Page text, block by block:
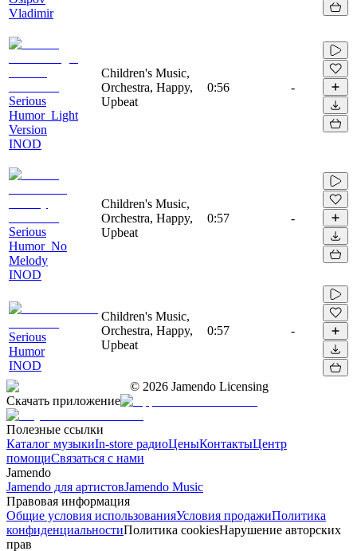
Vladimir
Serious
Humor_Light
Version
INOD
Children's Music,
Orchestra, Happy,
Upbeat
0:56 -
Serious
Humor_No
Melody
INOD
Children's Music,
Orchestra, Happy,
Upbeat
0:57 -
Serious
Humor
INOD
Children's Music,
Orchestra, Happy,
Upbeat
0:57 -
© 2026 Jamendo Licensing
Скачать приложение
Полезные ссылки
Каталог музыкиIn-store радиоЦеныКонтактыЦентр
помощиСвязаться с нами
Jamendo
Jamendo для артистовJamendo Music
Правовая информация
Общие условия использованияУсловия продажиПолитика
конфиденциальностиПолитика cookiesНарушение авторских
прав